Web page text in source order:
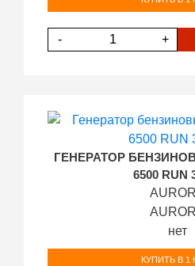
- +
ГЕНЕРАТОР
6500 RUN
нет
КУПИТЬ В 1